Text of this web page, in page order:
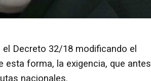
Decreto 32/18 modificando el
esta forma, la exigencia, que antes
nacionales.